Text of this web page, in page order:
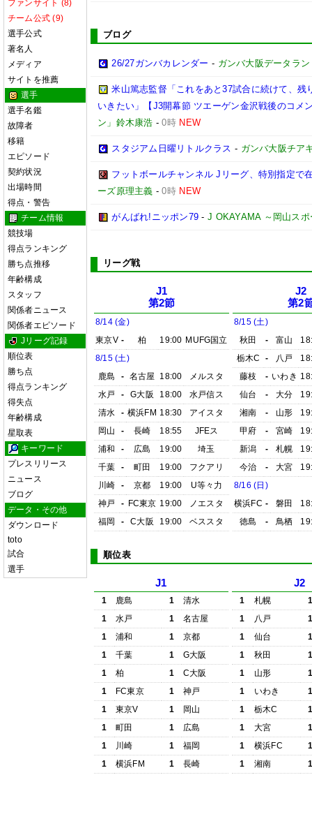
ファンサイト (8)
チーム公式 (9)
選手公式
著名人
メディア
サイトを推薦
選手
選手名鑑
故障者
移籍
エピソード
契約状況
出場時間
得点・警告
チーム情報
競技場
得点ランキング
勝ち点推移
年齢構成
スタッフ
関係者ニュース
関係者エピソード
Jリーグ記録
順位表
勝ち点
得点ランキング
得失点
年齢構成
星取表
キーワード
プレスリリース
ニュース
ブログ
データ・その他
ダウンロード
toto
試合
選手
ブログ
26/27ガンバカレンダー - ガンバ大阪データラ
米山篤志監督「これをあと37試合に続けて、
いきたい」【J3開幕節 ツエーゲン金沢戦後のコメ
ン」鈴木康浩 -0時 NEW
スタジアム日曜リトルクラス - ガンバ大阪チア
フットボールチャンネル Jリーグ、特別指定で
ーズ原理主義 -0時 NEW
がんばれ!ニッポン79 -J OKAYAMA ～岡山ス
リーグ戦
J1
第2節
8/14 (金)
東京V - 柏 19:00 MUFG国立
8/15 (土)
鹿島
- 名古屋 18:00
メルスタ
水戸
- G大阪 18:00
水戸信ス
清水
- 横浜FM 18:30
アイスタ
岡山
- 長崎 18:55
JFEス
浦和
- 広島 19:00
埼玉
千葉
- 町田 19:00
フクアリ
川崎
- 京都 19:00
U等々力
神戸
- FC東京 19:00
ノエスタ
福岡
- C大阪 19:00 ベススタ
J2
第2
8/15 (土)
秋田
- 富山
栃木C
- 八戸
藤枝
- いわき
仙台
- 大分
湘南
- 山形
甲府
- 宮崎
新潟
- 札幌
今治
- 大宮
8/16 (日)
横浜FC - 磐田
徳島
- 鳥栖
順位表
J1
1 鹿島 1
清水
1
水戸 1
名古屋
1
浦和 1
京都
1
千葉 1
G大阪
1
柏 1
C大阪
1
FC東京 1
神戸
1
東京V 1
岡山
1
町田 1
広島
1
川崎 1
福岡
1
横浜FM 1 長崎
J2
1 札幌
1
八戸
1
仙台
1
秋田
1
山形
1
いわき
1
栃木C
1
大宮
1
横浜FC
1
湘南